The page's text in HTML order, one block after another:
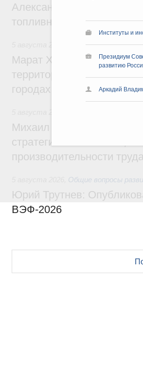
Институты и
Президиум
развитию
Аркадий
Александр Новак провёл
топливном рынке
Жилищная
Марат Хуснуллин:
территорий в Донбассе и
городах ДНР
Михаил Мишустин дал
стратегической сессии,
производительности
Общие вопросы
Юрий Трутнев:
ВЭФ-2026